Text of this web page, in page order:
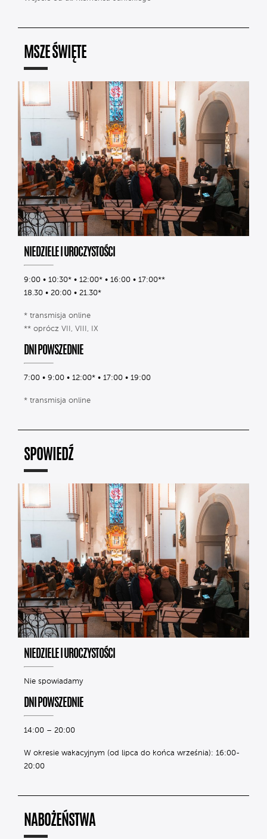
MSZE ŚWIĘTE
NIEDZIELE I UROCZYSTOŚCI
9:00 • 10:30* • 12:00* • 16:00 • 17:00**
18.30 • 20:00 • 21.30*
* transmisja online
** oprócz VII, VIII, IX
DNI POWSZEDNIE
7:00 • 9:00 • 12:00* • 17:00 • 19:00
* transmisja online
SPOWIEDŹ
NIEDZIELE I UROCZYSTOŚCI
Nie spowiadamy
DNI POWSZEDNIE
14:00 – 20:00
W okresie wakacyjnym (od lipca do końca września): 16:00-
20:00
NABOŻEŃSTWA